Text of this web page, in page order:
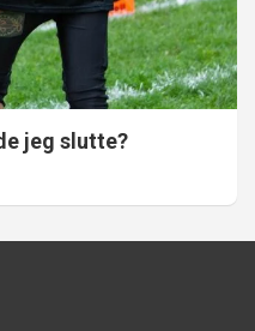
jeg slutte?